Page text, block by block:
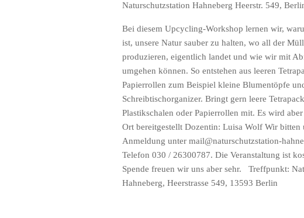
Naturschutzstation Hahneberg Heerstr. 549,
Bei diesem Upcycling-Workshop lernen wir,
ist, unsere Natur sauber zu halten, wo all der
produzieren, eigentlich landet und wie wir mit
umgehen können. So entstehen aus leeren
Papierrollen zum Beispiel kleine Blumentöpfe
Schreibtischorganizer. Bringt gern leere
Plastikschalen oder Papierrollen mit. Es wird
Ort bereitgestellt Dozentin: Luisa Wolf Wir bitten
Anmeldung unter mail@naturschutzstation-
Telefon 030 / 26300787. Die Veranstaltung ist
Spende freuen wir uns aber sehr. Treffpunkt:
Hahneberg, Heerstrasse 549, 13593 Berlin